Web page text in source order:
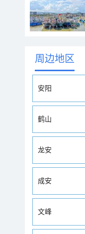
周边地区
安阳
鹤山
龙安
成安
文峰